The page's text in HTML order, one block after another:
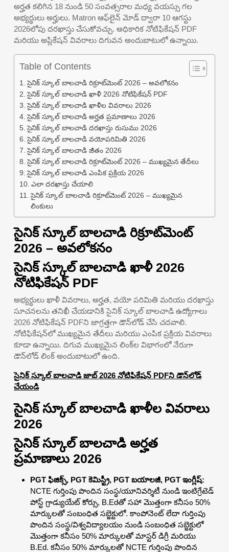
అర్హత కలిగిన 18 నుండి 50 సంవత్సరాల మధ్య వయస్సు గల
అభ్యర్థులు అర్హులు. Matron ఆఫ్‌లైన్ మోడ్ ద్వారా 10 ఆగస్టు
2026లోపు దరఖాస్తు చేసుకోవచ్చు. అధికారిక నోటిఫికేషన్ PDF
మరియు అప్లికేషన్ వివరాలు దిగువన అందుబాటులో ఉన్నాయి.
Table of Contents
సైనిక్ స్కూల్ బాలచాడి రిక్రూట్‌మెంట్ 2026 – అవలోకనం
సైనిక్ స్కూల్ బాలచాడి ఖాళీ 2026 నోటిఫికేషన్ PDF
సైనిక్ స్కూల్ బాలచాడి ఖాళీల వివరాలు 2026
సైనిక్ స్కూల్ బాలచాడి అర్హత ప్రమాణాలు 2026
సైనిక్ స్కూల్ బాలచాడి దరఖాస్తు రుసుము 2026
సైనిక్ స్కూల్ బాలచాడి వయోపరిమితి 2026
సైనిక్ స్కూల్ బాలచాడి జీతం 2026
సైనిక్ స్కూల్ బాలచాడి రిక్రూట్‌మెంట్ 2026 – ముఖ్యమైన తేదీలు
సైనిక్ స్కూల్ బాలచాడి ఎంపిక ప్రక్రియ 2026
ఎలా దరఖాస్తు చేయాలి
సైనిక్ స్కూల్ బాలచాడి రిక్రూట్‌మెంట్ 2026 – ముఖ్యమైన
లింకులు
సైనిక్ స్కూల్ బాలచాడి రిక్రూట్‌మెంట్
2026 – అవలోకనం
సైనిక్ స్కూల్ బాలచాడి ఖాళీ 2026
నోటిఫికేషన్ PDF
అభ్యర్థులు ఖాళీ వివరాలు, అర్హత, వయో పరిమితి మరియు దరఖాస్తు
సూచనలను తనిఖీ చేయడానికి సైనిక్ స్కూల్ బాలచాడి ఉద్యోగాలు
2026 నోటిఫికేషన్ PDFని జాగ్రత్తగా డౌన్‌లోడ్ చేసి చదవాలి.
నోటిఫికేషన్‌లో ముఖ్యమైన తేదీలు మరియు ఎంపిక ప్రక్రియ వివరాలు
కూడా ఉన్నాయి. దిగువ ముఖ్యమైన లింక్‌ల విభాగంలో నేరుగా
డౌన్‌లోడ్ లింక్ అందుబాటులో ఉంది.
సైనిక్ స్కూల్ బాలచాడి జాబ్ 2026 నోటిఫికేషన్ PDFని డౌన్‌లోడ్
చేయండి
సైనిక్ స్కూల్ బాలచాడి ఖాళీల వివరాలు
2026
సైనిక్ స్కూల్ బాలచాడి అర్హత
ప్రమాణాలు 2026
PGT ఫిజిక్స్, PGT కెమిస్ట్రీ, PGT బయాలజీ, PGT ఇంగ్లీష్:
NCTE గుర్తింపు పొందిన సంస్థ/యూనివర్శిటీ నుండి ఇంటిగ్రేటెడ్
పోస్ట్ గ్రాడ్యుయేట్ కోర్సు, B.Edతో సహా మొత్తంగా కనీసం 50%
మార్కులతో సంబంధిత సబ్జెక్టులో. కాంపోనెంట్ లేదా గుర్తింపు
పొందిన సంస్థ/విశ్వవిద్యాలయం నుండి సంబంధిత సబ్జెక్టులో
మొత్తంగా కనీసం 50% మార్కులతో మాస్టర్ డిగ్రీ మరియు
B.Ed. కనీసం 50% మార్కులతో NCTE గుర్తింపు పొందిన